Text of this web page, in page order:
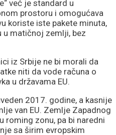
već je standard u
prostoru i omogućava
koriste iste pakete minuta,
u matičnoj zemlji, bez
iz Srbije ne bi morali da
niti da vode računa o
u državama EU.
2017. godine, a kasnije
van EU. Zemlje Zapadnog
roming zonu, pa bi naredni
sa širim evropskim